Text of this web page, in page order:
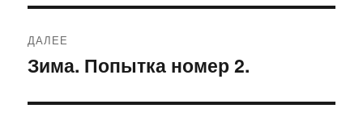
ДАЛЕЕ
Следующая
Зима. Попытка номер 2.